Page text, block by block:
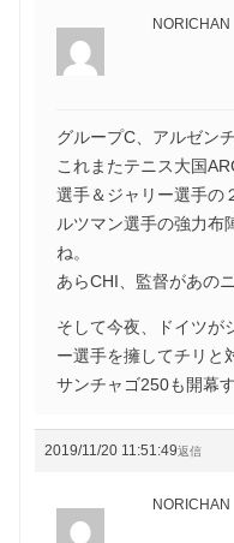
NORICHAN
グループC、アルゼン
これまたテニス大国
選手＆ジャリー選手の
ルツマン選手の強力布
ね。
あらCHI、監督があの
そして今夜、ドイツが
ー選手を擁してチリと
サンチャゴ250も開幕
2019/11/20 11:51:49返信
NORICHAN